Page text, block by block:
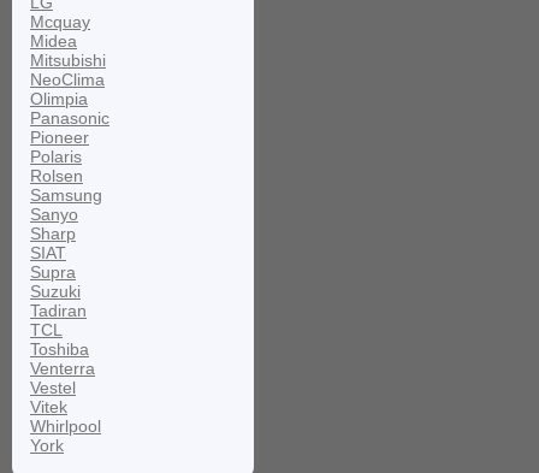
Mcquay
Midea
Mitsubishi
NeoClima
Olimpia
Panasonic
Pioneer
Polaris
Rolsen
Samsung
Sanyo
Sharp
SIAT
Supra
Suzuki
Tadiran
TCL
Toshiba
Venterra
Vestel
Vitek
Whirlpool
York